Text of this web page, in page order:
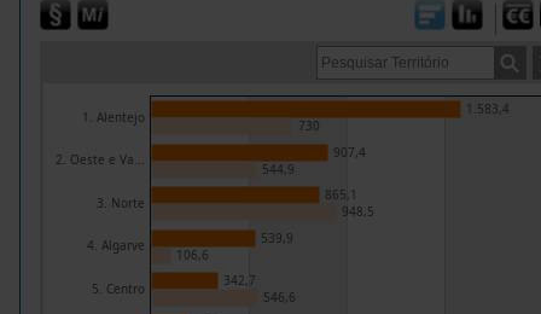
1. Alentejo
2. Oeste e Va...
3. Norte
4. Algarve
5. Centro
1.583,4
907,4
865,1
539,9
342,7
730
544,9
948,5
106,6
546,6